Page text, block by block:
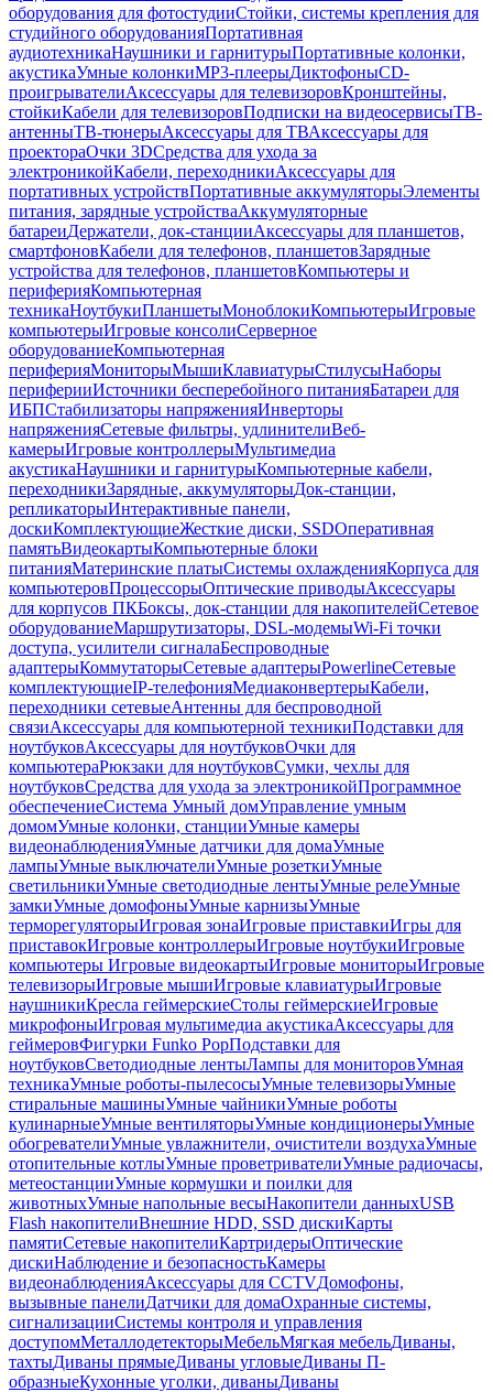
оборудования для фотостудииСтойки, системы крепления для
студийного оборудованияПортативная
аудиотехникаНаушники и гарнитурыПортативные колонки,
акустикаУмные колонкиMP3-плеерыДиктофоныCD-
проигрывателиАксессуары для телевизоровКронштейны,
стойкиКабели для телевизоровПодписки на видеосервисыТВ-
антенныТВ-тюнерыАксессуары для ТВАксессуары для
проектораОчки 3DСредства для ухода за
электроникойКабели, переходникиАксессуары для
портативных устройствПортативные аккумуляторыЭлементы
питания, зарядные устройстваАккумуляторные
батареиДержатели, док-станцииАксессуары для планшетов,
смартфоновКабели для телефонов, планшетовЗарядные
устройства для телефонов, планшетовКомпьютеры и
периферияКомпьютерная
техникаНоутбукиПланшетыМоноблокиКомпьютерыИгровые
компьютерыИгровые консолиСерверное
оборудованиеКомпьютерная
периферияМониторыМышиКлавиатурыСтилусыНаборы
периферииИсточники бесперебойного питанияБатареи для
ИБПСтабилизаторы напряженияИнверторы
напряженияСетевые фильтры, удлинителиВеб-
камерыИгровые контроллерыМультимедиа
акустикаНаушники и гарнитурыКомпьютерные кабели,
переходникиЗарядные, аккумуляторыДок-станции,
репликаторыИнтерактивные панели,
доскиКомплектующиеЖесткие диски, SSDОперативная
памятьВидеокартыКомпьютерные блоки
питанияМатеринские платыСистемы охлажденияКорпуса для
компьютеровПроцессорыОптические приводыАксессуары
для корпусов ПКБоксы, док-станции для накопителейСетевое
оборудованиеМаршрутизаторы, DSL-модемыWi-Fi точки
доступа, усилители сигналаБеспроводные
адаптерыКоммутаторыСетевые адаптерыPowerlineСетевые
комплектующиеIP-телефонияМедиаконвертерыКабели,
переходники сетевыеАнтенны для беспроводной
связиАксессуары для компьютерной техникиПодставки для
ноутбуковАксессуары для ноутбуковОчки для
компьютераРюкзаки для ноутбуковСумки, чехлы для
ноутбуковСредства для ухода за электроникойПрограммное
обеспечениеСистема Умный домУправление умным
домомУмные колонки, станцииУмные камеры
видеонаблюденияУмные датчики для домаУмные
лампыУмные выключателиУмные розеткиУмные
светильникиУмные светодиодные лентыУмные релеУмные
замкиУмные домофоныУмные карнизыУмные
терморегуляторыИгровая зонаИгровые приставкиИгры для
приставокИгровые контроллерыИгровые ноутбукиИгровые
компьютеры Игровые видеокартыИгровые мониторыИгровые
телевизорыИгровые мышиИгровые клавиатурыИгровые
наушникиКресла геймерскиеСтолы геймерскиеИгровые
микрофоныИгровая мультимедиа акустикаАксессуары для
геймеровФигурки Funko PopПодставки для
ноутбуковСветодиодные лентыЛампы для мониторовУмная
техникаУмные роботы-пылесосыУмные телевизорыУмные
стиральные машиныУмные чайникиУмные роботы
кулинарныеУмные вентиляторыУмные кондиционерыУмные
обогревателиУмные увлажнители, очистители воздухаУмные
отопительные котлыУмные проветривателиУмные радиочасы,
метеостанцииУмные кормушки и поилки для
животныхУмные напольные весыНакопители данныхUSB
Flash накопителиВнешние HDD, SSD дискиКарты
памятиСетевые накопителиКартридерыОптические
дискиНаблюдение и безопасностьКамеры
видеонаблюденияАксессуары для CCTVДомофоны,
вызывные панелиДатчики для домаОхранные системы,
сигнализацииСистемы контроля и управления
доступомМеталлодетекторыМебельМягкая мебельДиваны,
тахтыДиваны прямыеДиваны угловыеДиваны П-
образныеКухонные уголки, диваныДиваны